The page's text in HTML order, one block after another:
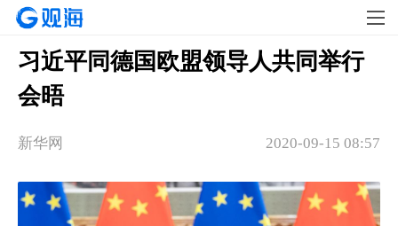
习近平同德国欧盟领导人共同举行
会晤
2020-09-15 08:57
新华网